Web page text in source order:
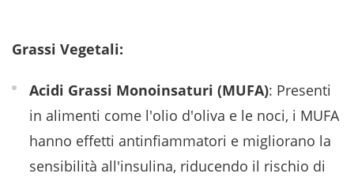
Grassi Vegetali:
Acidi Grassi Monoinsaturi (MUFA): Presenti
in alimenti come l'olio d'oliva e le noci, i MUFA
hanno effetti antinfiammatori e migliorano la
sensibilità all'insulina, riducendo il rischio di